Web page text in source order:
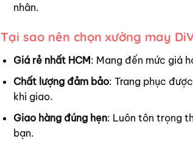
nhân.
Tại sao nên chọn xưởng may
Giá rẻ nhất HCM: Mang đến mức giá
Chất lượng đảm bảo: Trang phục
khi giao.
Giao hàng đúng hẹn: Luôn tôn trọng
bạn.